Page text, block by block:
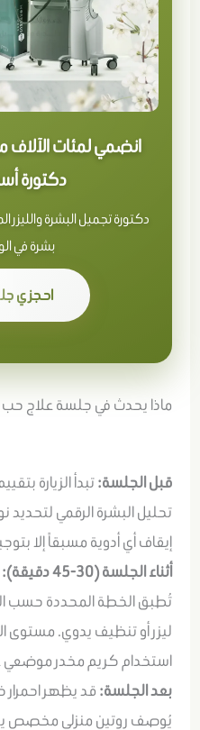
انضمي لمئات الآلاف
دكتورة
دكتورة تجميل البشرة
بشرة في
احجزي
ماذا يحدث في جلسة علاج حب
قبل الجلسة:تبدأ الزيارة
تحليل البشرة الرقمي
إيقاف أي أدوية مسبقاً إلا
أثناء الجلسة (30-45 دقيقة):
تُطبق الخطة المحددة حسب
ليزر أو تنظيف يدوي. مستوى
استخدام كريم مخدر موضعي
بعد الجلسة:
يُوصف روتين منزلي مخصص